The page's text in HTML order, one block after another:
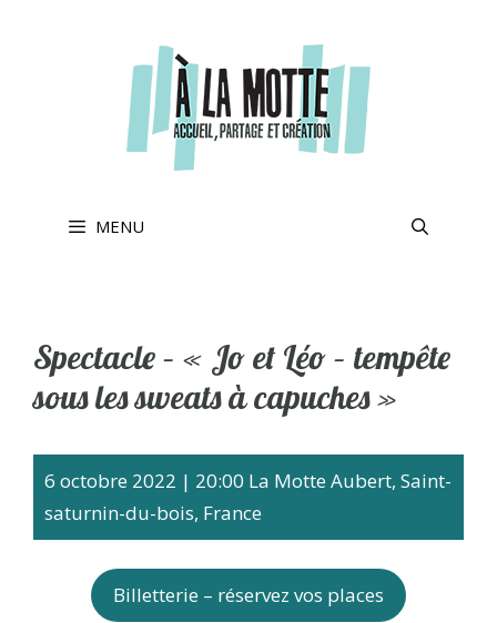
MENU
Spectacle – « Jo et Léo – tempête
sous les sweats à capuches »
6 octobre 2022 | 20:00 La Motte Aubert, Saint-
saturnin-du-bois, France
Billetterie – réservez vos places